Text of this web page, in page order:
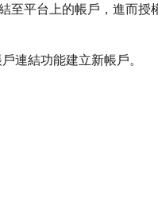
至平台上的帳戶，進而授
連結功能建立新帳戶。